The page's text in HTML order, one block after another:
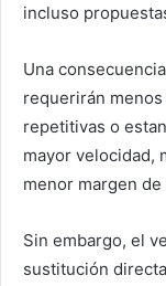
incluso
Una
requerirán
repetitivas o
mayor velocidad,
menor margen
Sin embargo, el
sustitución